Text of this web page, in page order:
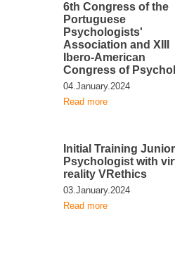
6th Congress of the
Portuguese
Psychologists'
Association and XIII
Ibero-American
Congress of
04.January.2024
Read more
Initial Training Junior
Psychologist with
reality VRethics
03.January.2024
Read more